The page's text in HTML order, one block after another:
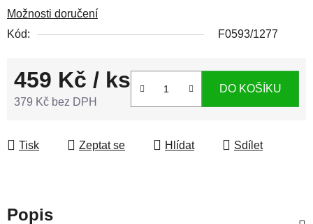
Možnosti doručení
Kód:
F0593/1277
459 Kč / ks
379 Kč bez DPH
DO KOŠÍKU
Tisk Zeptat se Hlídat Sdílet
Popis